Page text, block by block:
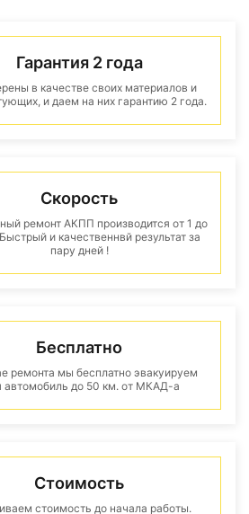
Гарантия 2 года
в качестве своих материалов и
и даем на них гарантию 2 года.
Скорость
ремонт АКПП производится от 1 до
и качественнвй результат за
пару дней !
Бесплатно
ремонта мы бесплатно эвакуируем
автомобиль до 50 км. от МКАД-а
Стоимость
стоимость до начала работы.